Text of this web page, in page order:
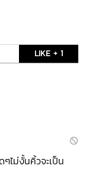
LIKE + 1
ๆไม่งั้นคิ้วจะเป็น